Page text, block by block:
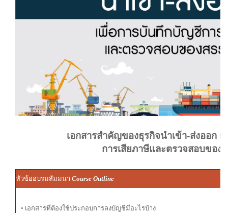
เอกสารสำคัญของธุรกิจนำเข้า-ส่งออก
การเสียภาษีและตรวจสอบของ
หัวข้ออบรมสัมมนา Course Outline
• เอกสารที่ต้องใช้ประกอบการลงบัญชีมีอะไรบ้าง